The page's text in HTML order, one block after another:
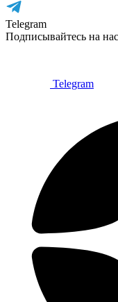
Telegram
Подписывайтесь на
Telegram